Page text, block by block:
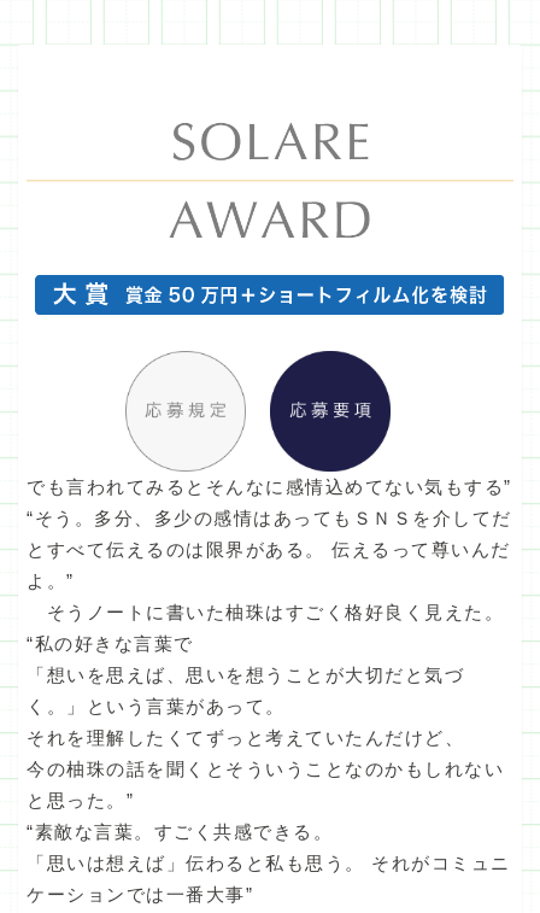
でも言われてみるとそんなに感情込めてない気もする”
“そう。多分、多少の感情はあってもＳＮＳを介してだ
とすべて伝えるのは限界がある。 伝えるって尊いんだ
よ。”
そうノートに書いた柚珠はすごく格好良く見えた。
“私の好きな言葉で
「想いを思えば、思いを想うことが大切だと気づ
く。」という言葉があって。
それを理解したくてずっと考えていたんだけど、
今の柚珠の話を聞くとそういうことなのかもしれない
と思った。”
“素敵な言葉。すごく共感できる。
「思いは想えば」伝わると私も思う。 それがコミュニ
ケーションでは一番大事”